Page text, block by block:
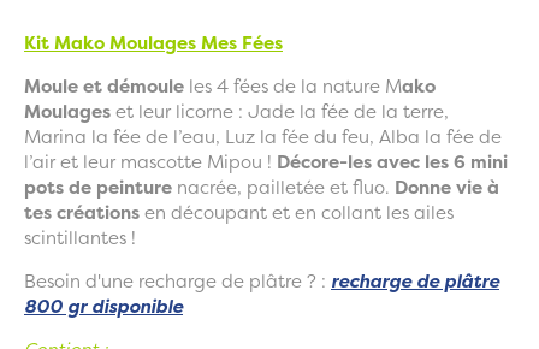
Kit Mako Moulages Mes Fées
Moule et démoule les 4 fées de la nature Mako
Moulageset leur licorne : Jade la fée de la terre,
Marina la fée de l’eau, Luz la fée du feu, Alba la fée de
l’air et leur mascotte Mipou ! Décore-les avec les 6 mini
pots de peinture nacrée, pailletée et fluo. Donne vie à
tes créationsen découpant et en collant les ailes
scintillantes !
Besoin d'une recharge de plâtre ? : recharge de plâtre
800 gr disponible